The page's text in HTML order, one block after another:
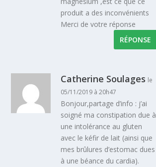
produit a des inconvénients
Merci de votre réponse
RÉPONSE
Catherine Soulages le
05/11/2019 à 20h47
Bonjour,partage d’info : j’ai
soigné ma constipation due à
une intolérance au gluten
avec le kéfir de lait (ainsi que
mes brûlures d’estomac dues
à une béance du cardia).